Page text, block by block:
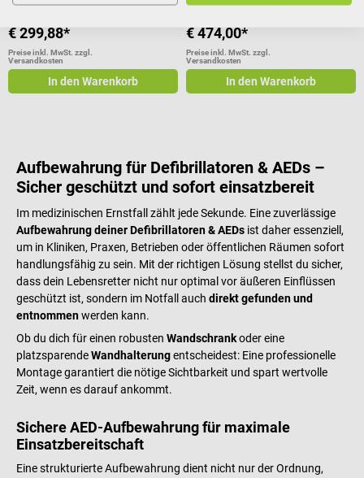
€ 299,88*
Preise inkl. MwSt. zzgl.
Versandkosten
In den Warenkorb
€ 474,00*
Preise inkl. MwSt. zzgl.
Versandkosten
In den Warenkorb
Aufbewahrung für Defibrillatoren & AEDs –
Sicher geschützt und sofort einsatzbereit
Im medizinischen Ernstfall zählt jede Sekunde. Eine zuverlässige
Aufbewahrung deiner Defibrillatoren & AEDs ist daher essenziell,
um in Kliniken, Praxen, Betrieben oder öffentlichen Räumen sofort
handlungsfähig zu sein. Mit der richtigen Lösung stellst du sicher,
dass dein Lebensretter nicht nur optimal vor äußeren Einflüssen
geschützt ist, sondern im Notfall auch direkt gefunden und
entnommenwerden kann.
Ob du dich für einen robusten Wandschrankoder eine
platzsparendeWandhalterungentscheidest: Eine professionelle
Montage garantiert die nötige Sichtbarkeit und spart wertvolle
Zeit, wenn es darauf ankommt.
Sichere AED-Aufbewahrung für maximale
Einsatzbereitschaft
Eine strukturierte Aufbewahrung dient nicht nur der Ordnung,